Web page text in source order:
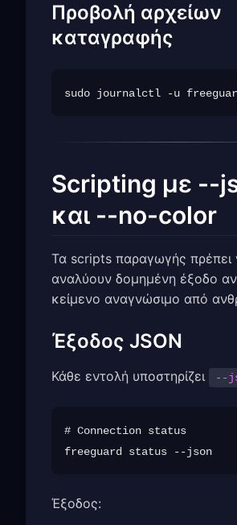
Προβολή αρχείων
καταγραφής
Scripting με --
και --no-color
Τα scripts παραγωγής πρέπει
αναλύουν δομημένη έξοδο
κείμενο αναγνώσιμο από
Έξοδος JSON
Κάθε εντολή υποστηρίζει --
# Connection status
Έξοδος: